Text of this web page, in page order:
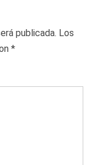
publicada. Los
*